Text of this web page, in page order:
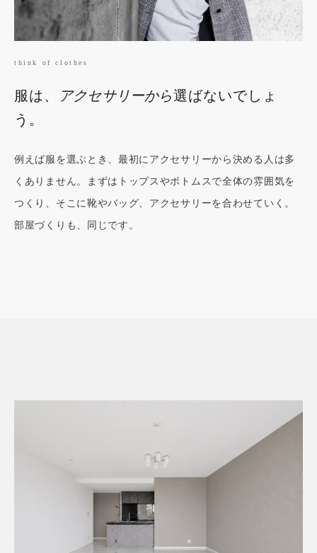
think of clothes
服は、 アクセサリーから選ばないでしょ
う。
例えば服を選ぶとき、最初にアクセサリーから決める人は多
くありません。まずはトップスやボトムスで全体の雰囲気を
つくり、そこに靴やバッグ、アクセサリーを合わせていく。
部屋づくりも、同じです。